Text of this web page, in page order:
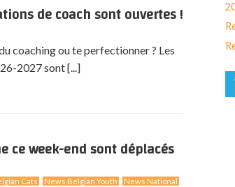
de coach sont ouvertes !
coaching ou te perfectionner ? Les
2027 sont [...]
ce week-end sont déplacés
Cats News Belgian Youth
News National